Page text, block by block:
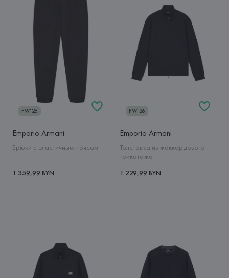
FW'26
Emporio Armani
Брюки с эластичным поясом
1 359,99 BYN
FW'26
Emporio Armani
Толстовка из жаккардового
трикотажа
1 229,99 BYN